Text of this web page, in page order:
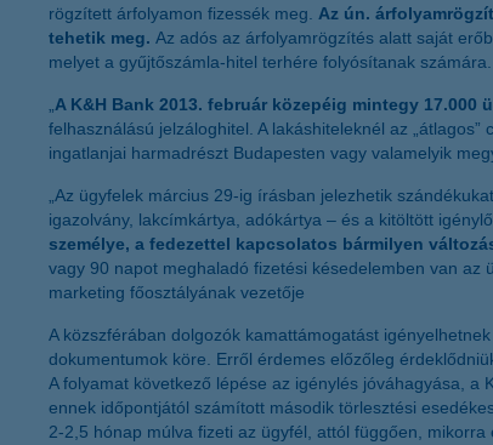
rögzített árfolyamon fizessék meg. Az ún.
tehetik meg. Az adós az árfolyamrögzítés alatt saját
melyet a gyűjtőszámla-hitel terhére folyósítanak számára.
A K&H Bank 2013. február közepéig mintegy
felhasználású jelzáloghitel. A lakáshiteleknél az
ingatlanjai harmadrészt Budapesten vagy valamelyik
„Az ügyfelek március 29-ig írásban jelezhetik
igazolvány, lakcímkártya, adókártya – és a kitöltött
személye, a fedezettel kapcsolatos bármilyen
vagy 90 napot meghaladó fizetési késedelemben van az
marketing főosztályának vezetője
A közszférában dolgozók kamattámogatást
dokumentumok köre. Erről érdemes előzőleg
A folyamat következő lépése az igénylés jóváhagyása, a
ennek időpontjától számított második törlesztési
2-2,5 hónap múlva fizeti az ügyfél, attól függően, mikorra